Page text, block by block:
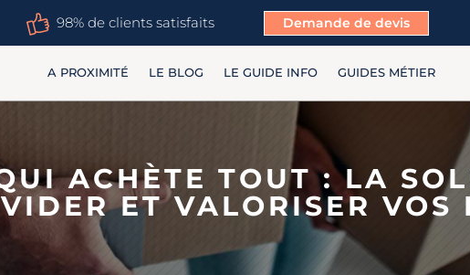
98% de clients satisfaits Demande de devis
A PROXIMITÉ LE BLOG LE GUIDE INFO GUIDES MÉTIER
ACHÈTE TOUT : LA
ET VALORISER VOS